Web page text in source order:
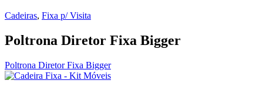
Cadeiras, Fixa p/ Visita
Poltrona Diretor Fixa Bigger
Poltrona Diretor Fixa Bigger